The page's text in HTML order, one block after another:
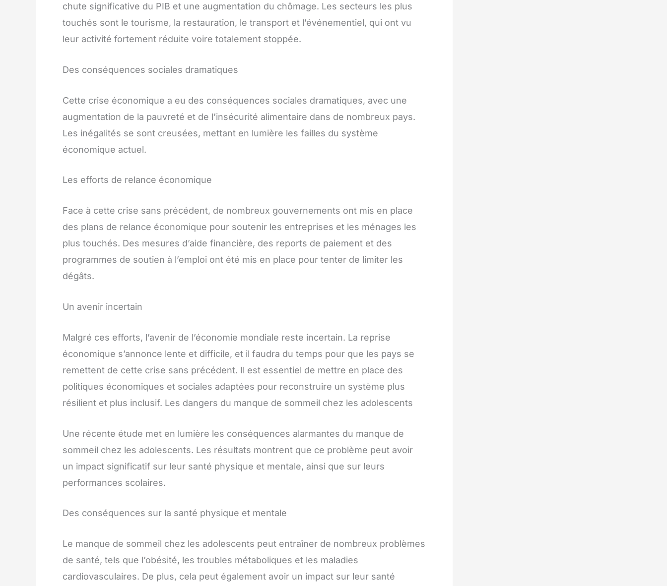
chute significative du PIB et une augmentation du chômage. Les secteurs les plus
touchés sont le tourisme, la restauration, le transport et l’événementiel, qui ont vu
leur activité fortement réduite voire totalement stoppée.
Des conséquences sociales dramatiques
Cette crise économique a eu des conséquences sociales dramatiques, avec une
augmentation de la pauvreté et de l’insécurité alimentaire dans de nombreux pays.
Les inégalités se sont creusées, mettant en lumière les failles du système
économique actuel.
Les efforts de relance économique
Face à cette crise sans précédent, de nombreux gouvernements ont mis en place
des plans de relance économique pour soutenir les entreprises et les ménages les
plus touchés. Des mesures d’aide financière, des reports de paiement et des
programmes de soutien à l’emploi ont été mis en place pour tenter de limiter les
dégâts.
Un avenir incertain
Malgré ces efforts, l’avenir de l’économie mondiale reste incertain. La reprise
économique s’annonce lente et difficile, et il faudra du temps pour que les pays se
remettent de cette crise sans précédent. Il est essentiel de mettre en place des
politiques économiques et sociales adaptées pour reconstruire un système plus
résilient et plus inclusif. Les dangers du manque de sommeil chez les adolescents
Une récente étude met en lumière les conséquences alarmantes du manque de
sommeil chez les adolescents. Les résultats montrent que ce problème peut avoir
un impact significatif sur leur santé physique et mentale, ainsi que sur leurs
performances scolaires.
Des conséquences sur la santé physique et mentale
Le manque de sommeil chez les adolescents peut entraîner de nombreux problèmes
de santé, tels que l’obésité, les troubles métaboliques et les maladies
cardiovasculaires. De plus, cela peut également avoir un impact sur leur santé